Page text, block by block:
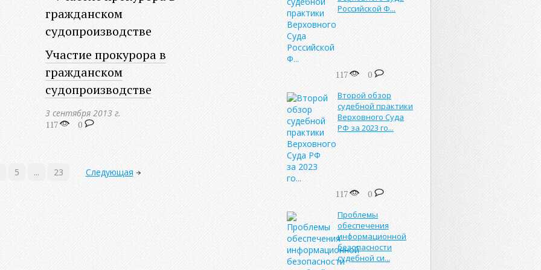
Участие прокурора в
гражданском
судопроизводстве
3 сентября 2013 г.
117
0
5 ... 23 Следующая
Российской Ф...
117 0
Второй обзор
судебной практики
Верховного Суда
РФ за 2023 го...
117 0
Проблемы
обеспечения
информационной
безопасности
судебной си...